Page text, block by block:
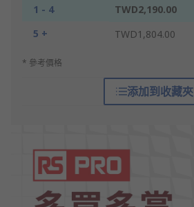
1 - 4
TWD2,190.00
5 +
TWD1,804.00
* 參考價格
添加到收藏夾